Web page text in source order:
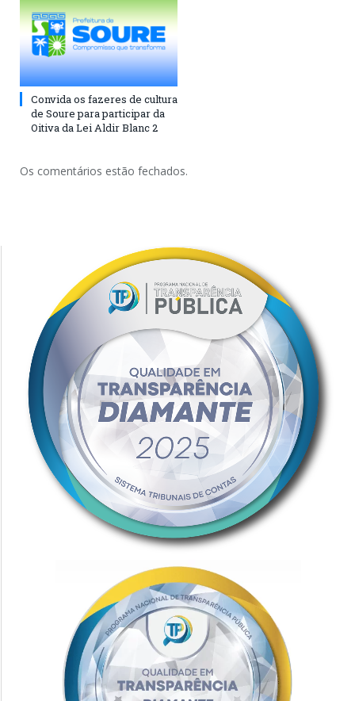
Convida os fazeres de cultura
de Soure para participar da
Oitiva da Lei Aldir Blanc 2
Os comentários estão fechados.